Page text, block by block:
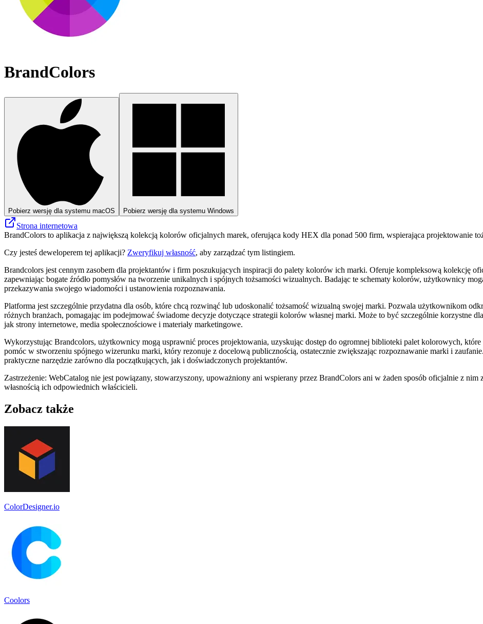
BrandColors
Pobierz wersję dla systemu macOS Pobierz wersję dla systemu Windows
Strona internetowa
BrandColors to aplikacja z największą kolekcją kolorów oficjalnych marek, oferująca kody HEX dla ponad 500 firm, wspierająca projektowanie
Czy jesteś deweloperem tej aplikacji? Zweryfikuj własność, aby zarządzać tym listingiem.
Brandcolors jest cennym zasobem dla projektantów i firm poszukujących inspiracji do palety kolorów ich marki. Oferuje kompleksową kolekcję
zapewniając bogate źródło pomysłów na tworzenie unikalnych i spójnych tożsamości wizualnych. Badając te schematy kolorów, użytkownicy
przekazywania swojego wiadomości i ustanowienia rozpoznawania.
Platforma jest szczególnie przydatna dla osób, które chcą rozwinąć lub udoskonalić tożsamość wizualną swojej marki. Pozwala użytkownikom
różnych branżach, pomagając im podejmować świadome decyzje dotyczące strategii kolorów własnej marki. Może to być szczególnie korzystne
jak strony internetowe, media społecznościowe i materiały marketingowe.
Wykorzystując Brandcolors, użytkownicy mogą usprawnić proces projektowania, uzyskując dostęp do ogromnej biblioteki palet kolorowych,
pomóc w stworzeniu spójnego wizerunku marki, który rezonuje z docelową publicznością, ostatecznie zwiększając rozpoznawanie marki i
praktyczne narzędzie zarówno dla początkujących, jak i doświadczonych projektantów.
Zastrzeżenie: WebCatalog nie jest powiązany, stowarzyszony, upoważniony ani wspierany przez BrandColors ani w żaden sposób oficjalnie z
własnością ich odpowiednich właścicieli.
Zobacz także
ColorDesigner.io
Coolors